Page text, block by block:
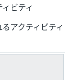
ビティ
アクティビティ